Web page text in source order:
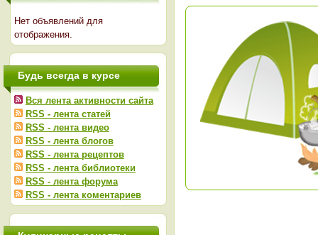
Нет объявлений для
отображения.
Будь всегда в курсе
Вся лента активности сайта
RSS - лента статей
RSS - лента видео
RSS - лента блогов
RSS - лента рецептов
RSS - лента библиотеки
RSS - лента форума
RSS - лента коментариев